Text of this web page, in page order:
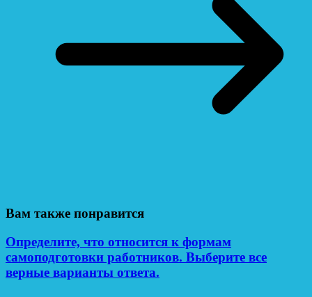
Вам также понравится
Определите, что относится к формам
самоподготовки работников. Выберите все
верные варианты ответа.